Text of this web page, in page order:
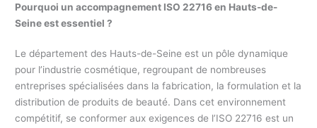
Pourquoi un accompagnement ISO 22716 en Hauts-de-
Seine est essentiel ?
Le département des Hauts-de-Seine est un pôle dynamique
pour l’industrie cosmétique, regroupant de nombreuses
entreprises spécialisées dans la fabrication, la formulation et la
distribution de produits de beauté. Dans cet environnement
compétitif, se conformer aux exigences de l’ISO 22716 est un